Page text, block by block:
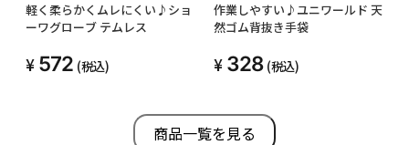
軽く柔らかくムレにくい♪ショ
ーワグローブ テムレス
572 (税込)
作業しやすい♪ユニワールド 天
然ゴム背抜き手袋
328 (税込)
商品一覧を見る